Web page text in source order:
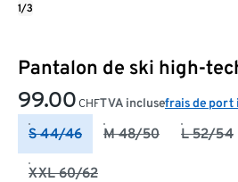
Pantalon de ski high-
99.00 CHFTVA inclusefrais de port
S 44/46 M 48/50 L 52/54
XXL 60/62
1/3